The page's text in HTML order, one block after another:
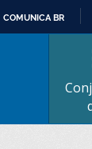
CONTEÚDO
COMUNICA BR